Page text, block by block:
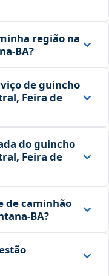
região na
de guincho
Feira de
do guincho
Feira de
de caminhão